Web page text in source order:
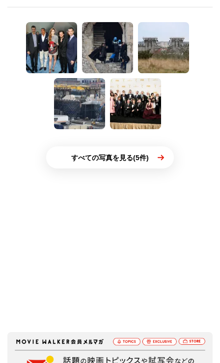
すべての写真を見る(5件)